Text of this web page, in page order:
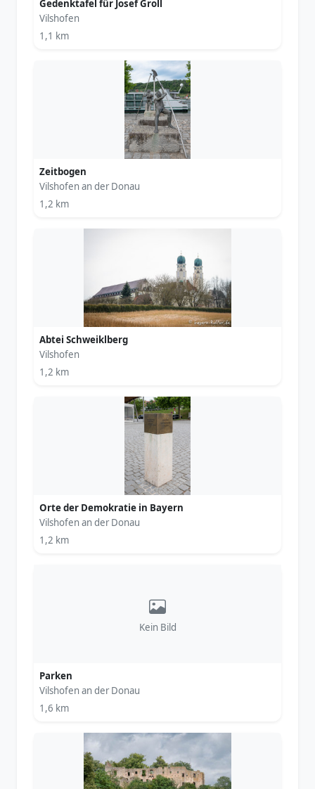
Gedenktafel für Josef Groll
Vilshofen
1,1 km
Zeitbogen
Vilshofen an der Donau
1,2 km
Abtei Schweiklberg
Vilshofen
1,2 km
Orte der Demokratie in Bayern
Vilshofen an der Donau
1,2 km
Kein Bild
Parken
Vilshofen an der Donau
1,6 km